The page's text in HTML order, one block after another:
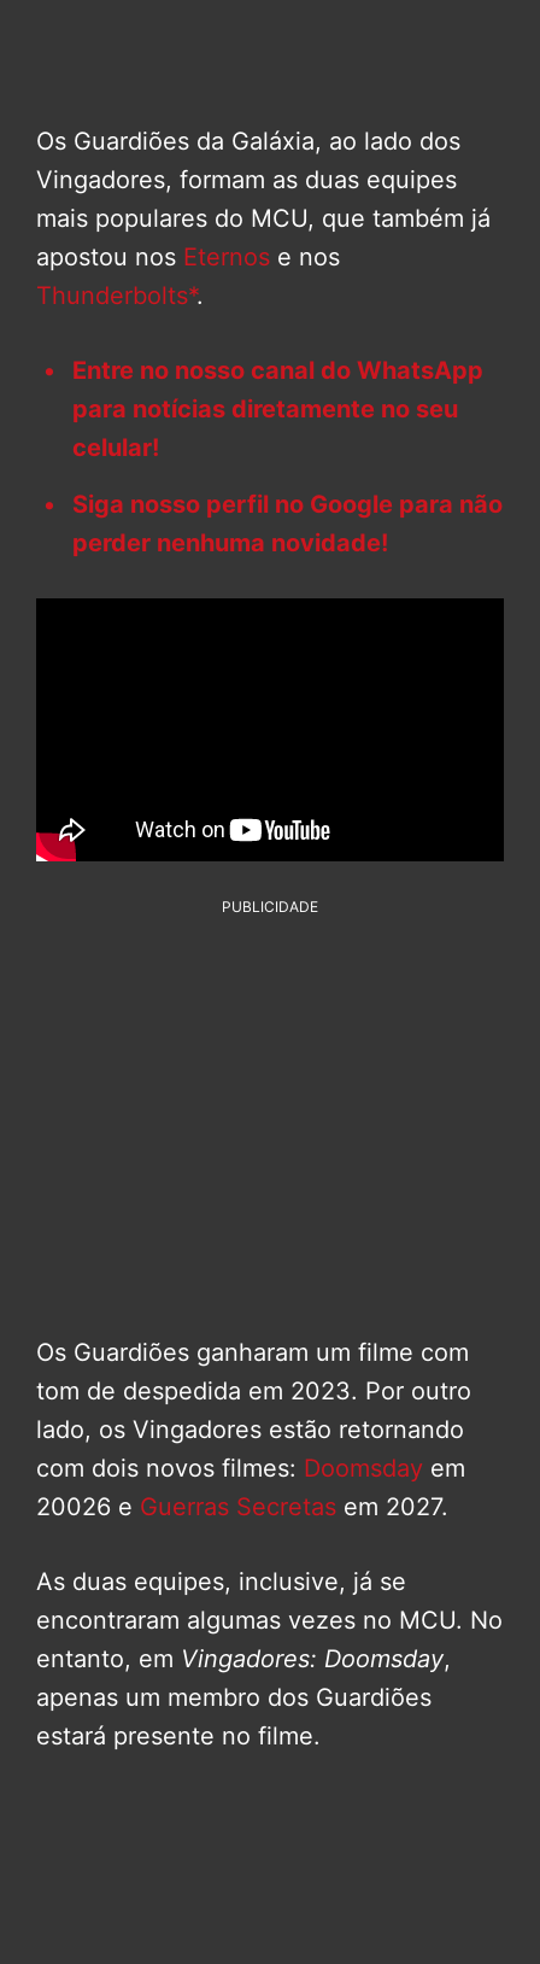
Os Guardiões da Galáxia, ao lado dos
Vingadores, formam as duas equipes
mais populares do MCU, que também já
apostou nos Eternos e nos
Thunderbolts*.
Entre no nosso canal do WhatsApp
para notícias diretamente no seu
celular!
Siga nosso perfil no Google para não
perder nenhuma novidade!
PUBLICIDADE
Os Guardiões ganharam um filme com
tom de despedida em 2023. Por outro
lado, os Vingadores estão retornando
com dois novos filmes: Doomsday em
20026 e Guerras Secretas em 2027.
As duas equipes, inclusive, já se
encontraram algumas vezes no MCU. No
entanto, em Vingadores: Doomsday,
apenas um membro dos Guardiões
estará presente no filme.